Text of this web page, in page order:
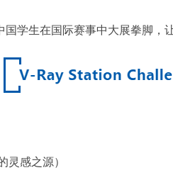
学生在国际赛事中大展拳脚，
感之源）